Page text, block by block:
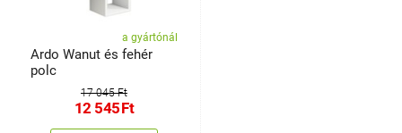
a gyártónál
Ardo Wanut és fehér
polc
17 045 Ft
12 545Ft